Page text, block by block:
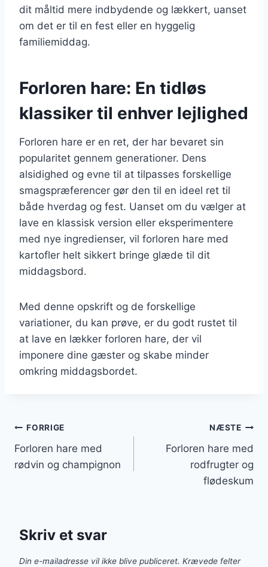
dit måltid mere indbydende og lækkert, uanset
om det er til en fest eller en hyggelig
familiemiddag.
Forloren hare: En tidløs
klassiker til enhver lejlighed
Forloren hare er en ret, der har bevaret sin
popularitet gennem generationer. Dens
alsidighed og evne til at tilpasses forskellige
smagspræferencer gør den til en ideel ret til
både hverdag og fest. Uanset om du vælger at
lave en klassisk version eller eksperimentere
med nye ingredienser, vil forloren hare med
kartofler helt sikkert bringe glæde til dit
middagsbord.
Med denne opskrift og de forskellige
variationer, du kan prøve, er du godt rustet til
at lave en lækker forloren hare, der vil
imponere dine gæster og skabe minder
omkring middagsbordet.
Indlægsnavigation
FORRIGE
Forloren hare med
rødvin og champignon
NÆSTE
Forloren hare med
rodfrugter og
flødeskum
Skriv et svar
Din e-mailadresse vil ikke blive publiceret. Krævede felter